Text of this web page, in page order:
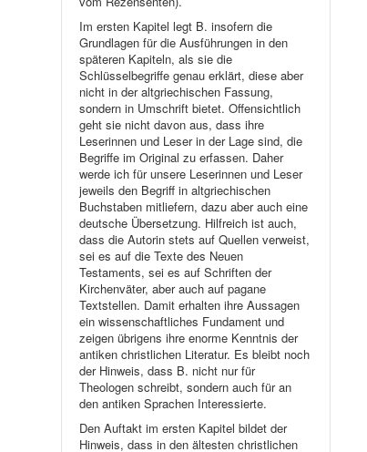
Im ersten Kapitel legt B. insofern die
Grundlagen für die Ausführungen in den
späteren Kapiteln, als sie die
Schlüsselbegriffe genau erklärt, diese aber
nicht in der altgriechischen Fassung,
sondern in Umschrift bietet. Offensichtlich
geht sie nicht davon aus, dass ihre
Leserinnen und Leser in der Lage sind, die
Begriffe im Original zu erfassen. Daher
werde ich für unsere Leserinnen und Leser
jeweils den Begriff in altgriechischen
Buchstaben mitliefern, dazu aber auch eine
deutsche Übersetzung. Hilfreich ist auch,
dass die Autorin stets auf Quellen verweist,
sei es auf die Texte des Neuen
Testaments, sei es auf Schriften der
Kirchenväter, aber auch auf pagane
Textstellen. Damit erhalten ihre Aussagen
ein wissenschaftliches Fundament und
zeigen übrigens ihre enorme Kenntnis der
antiken christlichen Literatur. Es bleibt noch
der Hinweis, dass B. nicht nur für
Theologen schreibt, sondern auch für an
den antiken Sprachen Interessierte.
Den Auftakt im ersten Kapitel bildet der
Hinweis, dass in den ältesten christlichen